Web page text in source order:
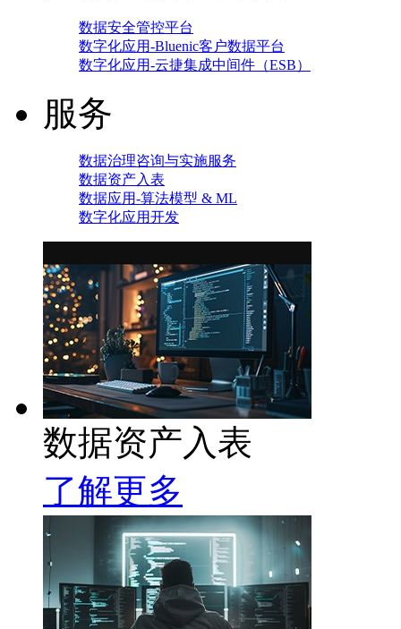
数据安全管控平台
数字化应用-Bluenic客户数据平台
数字化应用-云捷集成中间件（ESB）
服务
数据治理咨询与实施服务
数据资产入表
数据应用-算法模型 & ML
数字化应用开发
数据资产入表
了解更多